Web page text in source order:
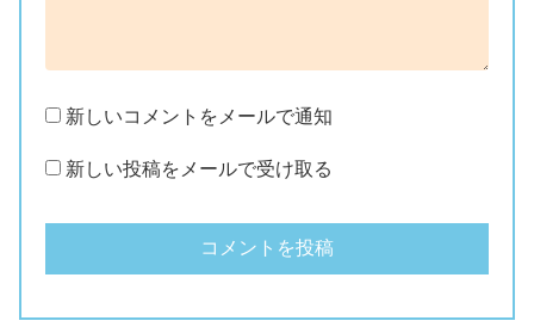
新しいコメントをメールで通知
新しい投稿をメールで受け取る